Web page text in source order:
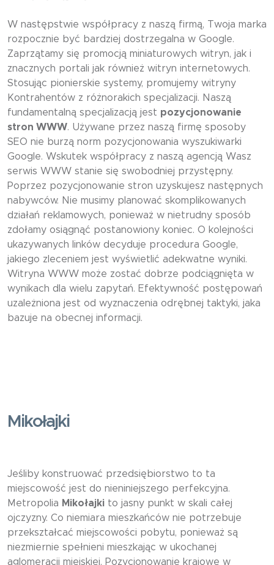
W następstwie współpracy z naszą firmą, Twoja marka
rozpocznie być bardziej dostrzegalna w Google.
Zaprzątamy się promocją miniaturowych witryn, jak i
znacznych portali jak również witryn internetowych.
Stosując pionierskie systemy, promujemy witryny
Kontrahentów z różnorakich specjalizacji. Naszą
fundamentalną specjalizacją jest pozycjonowanie
stron WWW. Używane przez naszą firmę sposoby
SEO nie burzą norm pozycjonowania wyszukiwarki
Google. Wskutek współpracy z naszą agencją Wasz
serwis WWW stanie się swobodniej przystępny.
Poprzez pozycjonowanie stron uzyskujesz następnych
nabywców. Nie musimy planować skomplikowanych
działań reklamowych, ponieważ w nietrudny sposób
zdołamy osiągnąć postanowiony koniec. O kolejności
ukazywanych linków decyduje procedura Google,
jakiego zleceniem jest wyświetlić adekwatne wyniki.
Witryna WWW może zostać dobrze podciągnięta w
wynikach dla wielu zapytań. Efektywność postępowań
uzależniona jest od wyznaczenia odrębnej taktyki, jaka
bazuje na obecnej informacji.
Mikołajki
Jeśliby konstruować przedsiębiorstwo to ta
miejscowość jest do nieniniejszego perfekcyjna.
Metropolia Mikołajki to jasny punkt w skali całej
ojczyzny. Co niemiara mieszkańców nie potrzebuje
przekształcać miejscowości pobytu, ponieważ są
niezmiernie spełnieni mieszkając w ukochanej
aglomeracji miejskiej. Pozycjonowanie krajowe w